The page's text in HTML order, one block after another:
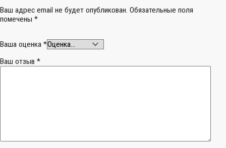
Ваш адрес email не будет опубликован. Обязательные поля
помечены *
Ваша оценка *
Ваш отзыв *